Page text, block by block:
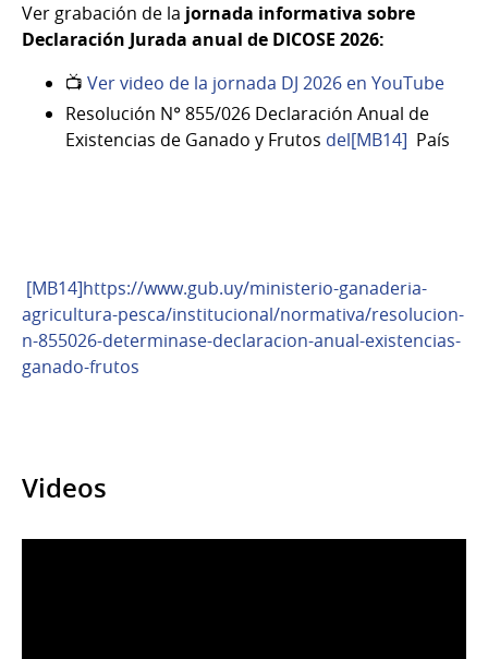
Ver grabación de la jornada informativa sobre
Declaración Jurada anual de DICOSE 2026:
📺 Ver video de la jornada DJ 2026 en YouTube
Resolución N° 855/026 Declaración Anual de
Existencias de Ganado y Frutos del[MB14] País
[MB14]https://www.gub.uy/ministerio-ganaderia-
agricultura-pesca/institucional/normativa/resolucion-
n-855026-determinase-declaracion-anual-existencias-
ganado-frutos
Videos